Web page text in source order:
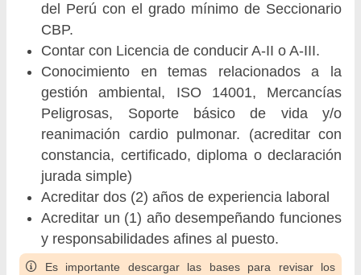
del Perú con el grado mínimo de Seccionario
CBP.
Contar con Licencia de conducir A-II o A-III.
Conocimiento en temas relacionados a la
gestión ambiental, ISO 14001, Mercancías
Peligrosas, Soporte básico de vida y/o
reanimación cardio pulmonar. (acreditar con
constancia, certificado, diploma o declaración
jurada simple)
Acreditar dos (2) años de experiencia laboral
Acreditar un (1) año desempeñando funciones
y responsabilidades afines al puesto.
Es importante descargar las bases para revisar los